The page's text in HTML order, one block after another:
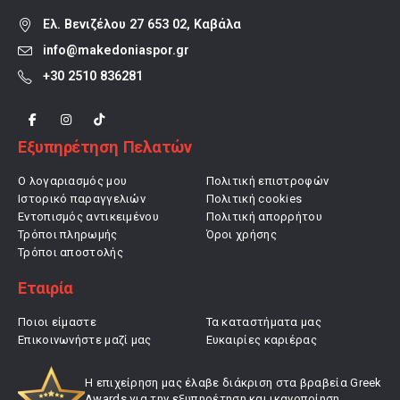
Ελ. Βενιζέλου 27 653 02, Καβάλα
info@makedoniaspor.gr
+30 2510 836281
Εξυπηρέτηση Πελατών
Ο λογαριασμός μου
Ιστορικό παραγγελιών
Εντοπισμός αντικειμένου
Τρόποι πληρωμής
Τρόποι αποστολής
Πολιτική επιστροφών
Πολιτική cookies
Πολιτική απορρήτου
Όροι χρήσης
Εταιρία
Ποιοι είμαστε
Επικοινωνήστε μαζί μας
Τα καταστήματα μας
Ευκαιρίες καριέρας
Η επιχείρηση μας έλαβε διάκριση στα βραβεία Greek